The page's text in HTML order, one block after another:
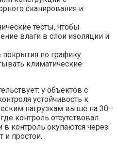
сканирования и
тесты, чтобы
влаги в слои изоляции и
по графику
климатические
у объектов с
устойчивость к
нагрузкам выше на 30–
контроль отсутствовал.
в контроль окупаются через
и простои.